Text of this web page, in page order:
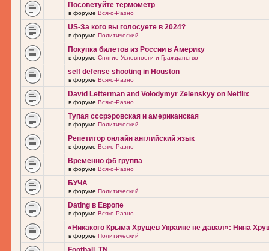
Посоветуйте термометр
в форуме Всяко-Разно
US-За кого вы голосуете в 2024?
в форуме Политический
Покупка билетов из России в Америку
в форуме Снятие Условности и Гражданство
self defense shooting in Houston
в форуме Всяко-Разно
David Letterman and Volodymyr Zelenskyy on Netflix
в форуме Всяко-Разно
Тупая сссрэровская и американская
в форуме Политический
Репетитор онлайн английский язык
в форуме Всяко-Разно
Временно фб группа
в форуме Всяко-Разно
БУЧА
в форуме Политический
Dating в Европе
в форуме Всяко-Разно
«Никакого Крыма Хрущев Украине не давал»: Нина
в форуме Политический